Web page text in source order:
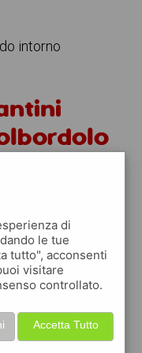
intorno
a
tuo cellulare
dicolbordolo
di
le tue
tutto", acconsenti
visitare
controllato.
Accetta Tutto